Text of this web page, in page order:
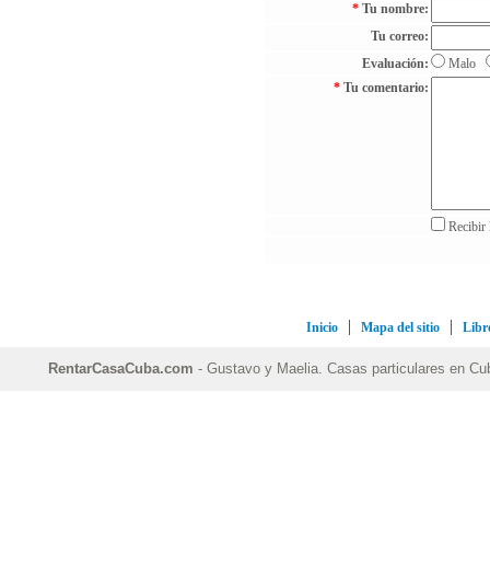
* Tu nombre:
Tu correo:
Evaluación:
Malo
* Tu comentario:
Recibir
Inicio Mapa del sitio
RentarCasaCuba.com - Gustavo y Maelia. Casas particulares en